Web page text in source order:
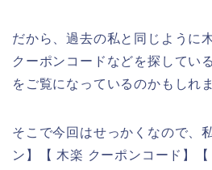
だから、過去の私と同じように
クーポンコードなどを探してい
をご覧になっているのかもしれ
そこで今回はせっかくなので、
ン】【 木楽 クーポンコード】